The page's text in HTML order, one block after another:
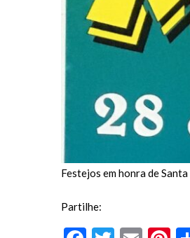
Festejos em honra de
Partilhe: